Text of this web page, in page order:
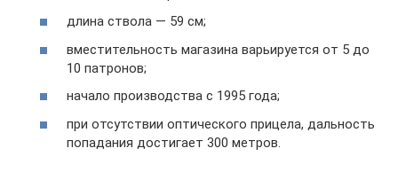
длина ствола — 59 см;
вместительность магазина варьируется от 5 до
10 патронов;
начало производства с 1995 года;
при отсутствии оптического прицела, дальность
попадания достигает 300 метров.